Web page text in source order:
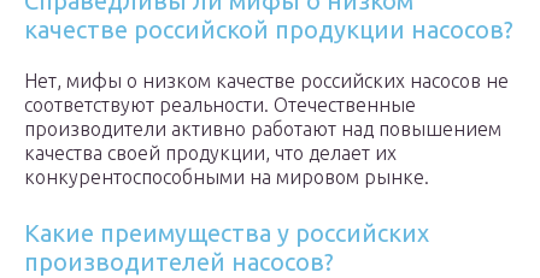
качестве российской продукции насосов?
Нет, мифы о низком качестве российских насосов не
соответствуют реальности. Отечественные
производители активно работают над повышением
качества своей продукции, что делает их
конкурентоспособными на мировом рынке.
Какие преимущества у российских
производителей насосов?